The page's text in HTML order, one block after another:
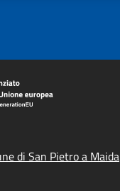
di San Pietro a Maida